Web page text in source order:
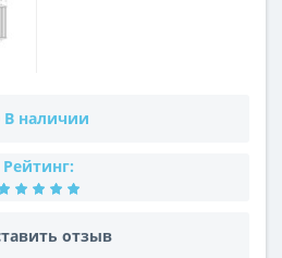
В наличии
Рейтинг:
отзыв